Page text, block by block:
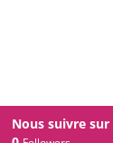
Nous suivre